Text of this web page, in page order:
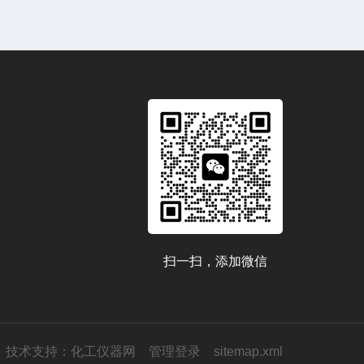
扫一扫，添加微信
技术支持： 化工仪器网 管理登录 sitemap.xml